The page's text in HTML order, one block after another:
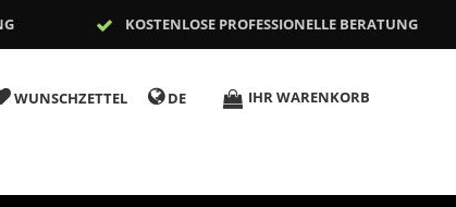
KOSTENLOSE PROFESSIONELLE BERATUNG
WUNSCHZETTEL DE IHR WARENKORB